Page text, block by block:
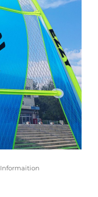
カ
Informaition